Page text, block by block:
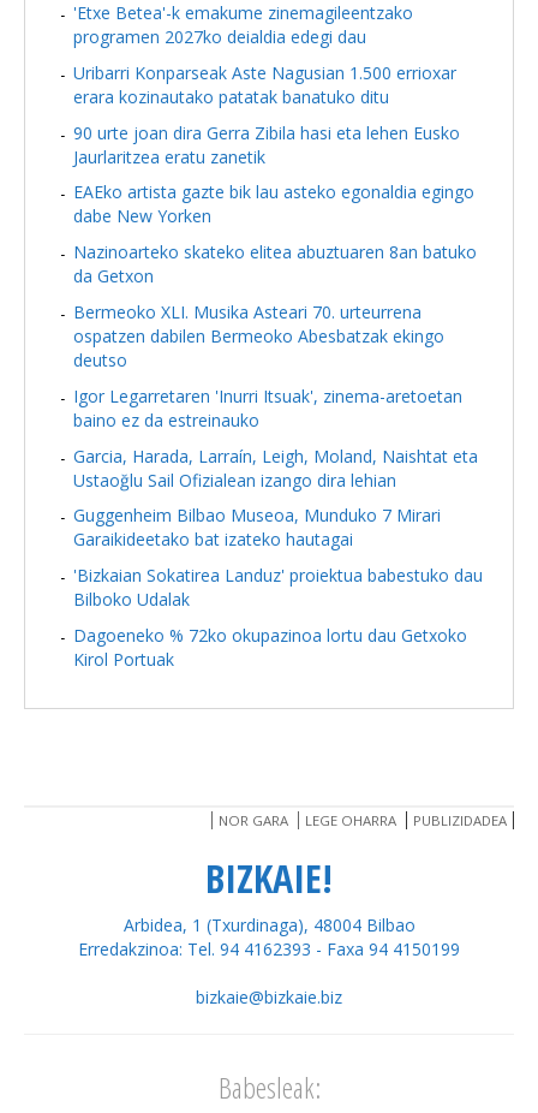
'Etxe Betea'-k emakume zinemagileentzako
programen 2027ko deialdia edegi dau
Uribarri Konparseak Aste Nagusian 1.500 errioxar
erara kozinautako patatak banatuko ditu
90 urte joan dira Gerra Zibila hasi eta lehen Eusko
Jaurlaritzea eratu zanetik
EAEko artista gazte bik lau asteko egonaldia egingo
dabe New Yorken
Nazinoarteko skateko elitea abuztuaren 8an batuko
da Getxon
Bermeoko XLI. Musika Asteari 70. urteurrena
ospatzen dabilen Bermeoko Abesbatzak ekingo
deutso
Igor Legarretaren 'Inurri Itsuak', zinema-aretoetan
baino ez da estreinauko
Garcia, Harada, Larraín, Leigh, Moland, Naishtat eta
Ustaoğlu Sail Ofizialean izango dira lehian
Guggenheim Bilbao Museoa, Munduko 7 Mirari
Garaikideetako bat izateko hautagai
'Bizkaian Sokatirea Landuz' proiektua babestuko dau
Bilboko Udalak
Dagoeneko % 72ko okupazinoa lortu dau Getxoko
Kirol Portuak
NOR GARA LEGE OHARRA PUBLIZIDADEA
BIZKAIE!
Arbidea, 1 (Txurdinaga), 48004 Bilbao
Erredakzinoa: Tel. 94 4162393 - Faxa 94 4150199
bizkaie@bizkaie.biz
Babesleak: